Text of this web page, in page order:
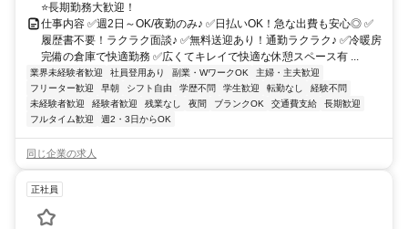
⭐長期勤務大歓迎！
仕事内容 ✅週2日～OK/夜勤のみ♪ ✅日払いOK！急な出費も安心◎ ✅
履歴書不要！ラクラク面談♪ ✅無料送迎あり！通勤ラクラク♪ ✅冷暖房
完備の倉庫で快適勤務 ✅広くてキレイで快適な休憩スペース有 ...
業界未経験者歓迎 社員登用あり 副業・WワークOK
主婦・主夫歓迎
フリーター歓迎
早朝 シフト自由 学歴不問 学生歓迎 転勤なし
経験不問
未経験者歓迎
経験者歓迎 残業なし 夜間 ブランクOK 交通費支給
長期歓迎
フルタイム歓迎
週2・3日からOK
同じ企業の求人
正社員